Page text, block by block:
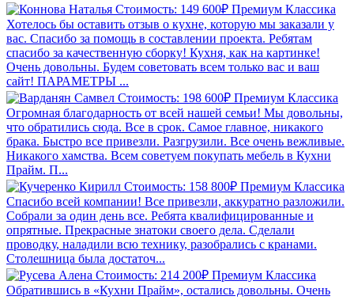
Стоимость: 149 600₽ Премиум Классика
Хотелось бы оставить отзыв о кухне, которую мы заказали у
вас. Спасибо за помощь в составлении проекта. Ребятам
спасибо за качественную сборку! Кухня, как на картинке!
Очень довольны. Будем советовать всем только вас и ваш
сайт! ПАРАМЕТРЫ ...
Стоимость: 198 600₽ Премиум Классика
Огромная благодарность от всей нашей семьи! Мы довольны,
что обратились сюда. Все в срок. Самое главное, никакого
брака. Быстро все привезли. Разгрузили. Все очень вежливые.
Никакого хамства. Всем советуем покупать мебель в Кухни
Прайм. П...
Стоимость: 158 800₽ Премиум Классика
Спасибо всей компании! Все привезли, аккуратно разложили.
Собрали за один день все. Ребята квалифицированные и
опрятные. Прекрасные знатоки своего дела. Сделали
проводку, наладили всю технику, разобрались с кранами.
Столешница была достаточ...
Стоимость: 214 200₽ Премиум Классика
Обратившись в «Кухни Прайм», остались довольны. Очень